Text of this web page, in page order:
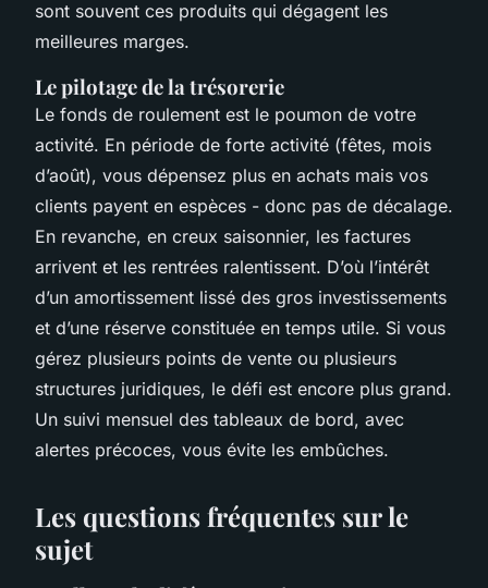
sont souvent ces produits qui dégagent les
meilleures marges.
Le pilotage de la trésorerie
Le fonds de roulement est le poumon de votre
activité. En période de forte activité (fêtes, mois
d’août), vous dépensez plus en achats mais vos
clients payent en espèces - donc pas de décalage.
En revanche, en creux saisonnier, les factures
arrivent et les rentrées ralentissent. D’où l’intérêt
d’un amortissement lissé des gros investissements
et d’une réserve constituée en temps utile. Si vous
gérez plusieurs points de vente ou plusieurs
structures juridiques, le défi est encore plus grand.
Un suivi mensuel des tableaux de bord, avec
alertes précoces, vous évite les embûches.
Les questions fréquentes sur le
sujet